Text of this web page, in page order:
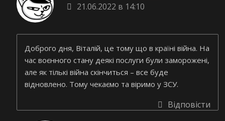
21.06.2022 в 14:10
Доброго дня, Віталій, це тому що в країні війна. На
час воєнного стану деякі послуги були заморожені,
але як тількі війна скінчиться – все буде
відновлено. Тому чекаємо та віримо у ЗСУ.
Відповісти